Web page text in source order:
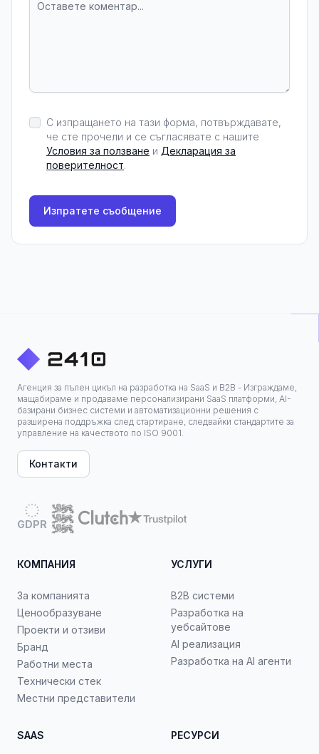
С изпращането на тази форма, потвърждавате,
че сте прочели и се съгласявате с нашите
Условия за ползване и Декларация за
поверителност.
Изпратете съобщение
Агенция за пълен цикъл на разработка на SaaS и B2B - Изграждаме,
мащабираме и продаваме персонализирани SaaS платформи, AI-
базирани бизнес системи и автоматизационни решения с
разширена поддръжка след стартиране, следвайки стандартите за
управление на качеството по ISO 9001.
Контакти
GDPR
КОМПАНИЯ
За компанията
Ценообразуване
Проекти и отзиви
Бранд
Работни места
Технически стек
Местни представители
УСЛУГИ
B2B системи
Разработка на
уебсайтове
AI реализация
Разработка на AI агенти
SAAS РЕСУРСИ